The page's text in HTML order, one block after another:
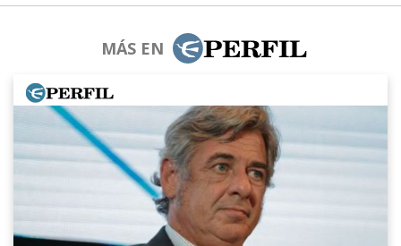
MÁS EN